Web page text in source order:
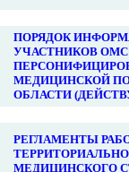
ПОРЯДОК
УЧАСТНИКОВ
МЕДИЦИНСКОЙ
ОБЛАСТИ
РЕГЛАМЕНТЫ
МЕДИЦИНСКОГО